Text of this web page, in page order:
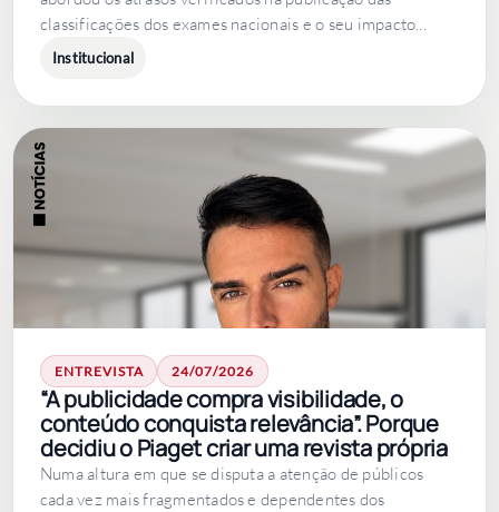
classificações dos exames nacionais e o seu impacto...
Institucional
ENTREVISTA 24/07/2026
“A publicidade compra visibilidade, o
conteúdo conquista relevância”. Porque
decidiu o Piaget criar uma revista própria
Numa altura em que se disputa a atenção de públicos
cada vez mais fragmentados e dependentes dos